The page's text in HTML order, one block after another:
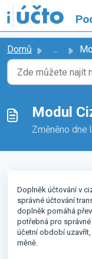
Přeskočit na hlavní
Domů ...
Modul
Změněno dne
Doplněk účtování v
správné účtování
doplněk pomáhá
potřebná pro
účetní období
měně.